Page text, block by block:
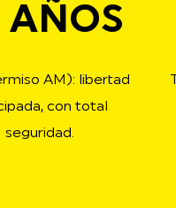
AÑOS
AM): libertad
con total
seguridad.